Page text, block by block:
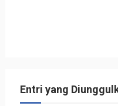
Entri yang